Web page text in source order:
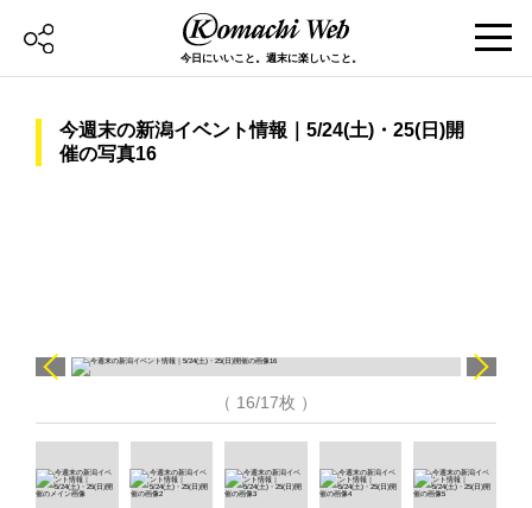
今日にいいこと。週末に楽しいこと。
今週末の新潟イベント情報｜5/24(土)・25(日)開
催の写真16
（ 16/17枚 ）